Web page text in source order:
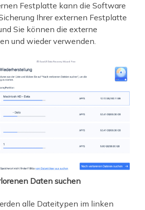
Festplatte kann die Software
Ihrer externen Festplatte
Sie können die externe
und wieder verwenden.
Daten suchen
alle Dateitypen im linken